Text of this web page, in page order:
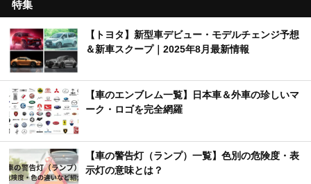
特集
【トヨタ】新型車デビュー・モデルチェンジ予想
＆新車スクープ｜2025年8月最新情報
【車のエンブレム一覧】日本車＆外車の珍しいマ
ーク・ロゴを完全網羅
【車の警告灯（ランプ）一覧】色別の危険度・表
示灯の意味とは？